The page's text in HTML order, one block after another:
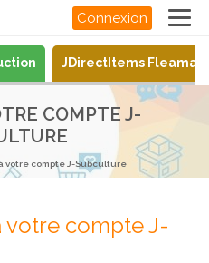
Connexion
JDirectItems
COMPTE J-
votre compte J-Subculture
votre compte J-